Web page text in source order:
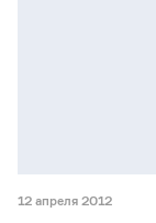
12 апреля 2012